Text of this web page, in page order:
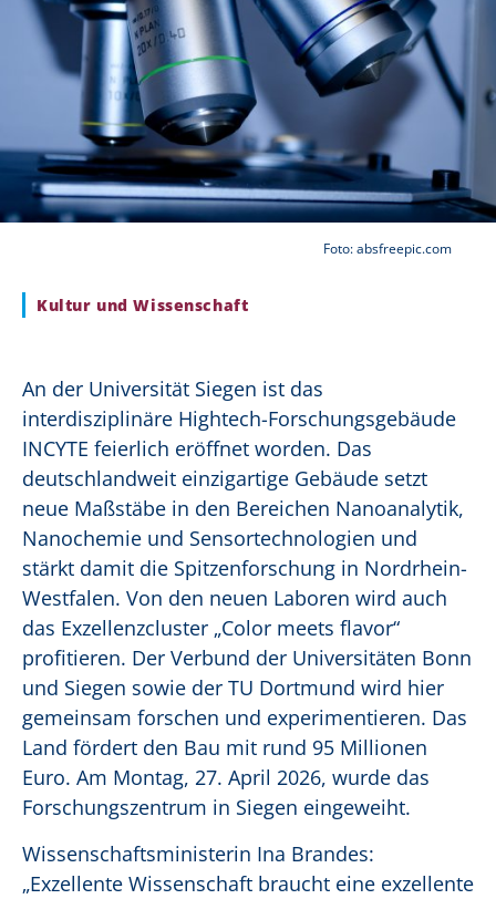
Foto: absfreepic.com
Kultur und Wissenschaft
An der Universität Siegen ist das
interdisziplinäre Hightech-Forschungsgebäude
INCYTE feierlich eröffnet worden. Das
deutschlandweit einzigartige Gebäude setzt
neue Maßstäbe in den Bereichen Nanoanalytik,
Nanochemie und Sensortechnologien und
stärkt damit die Spitzenforschung in Nordrhein-
Westfalen. Von den neuen Laboren wird auch
das Exzellenzcluster „Color meets flavor“
profitieren. Der Verbund der Universitäten Bonn
und Siegen sowie der TU Dortmund wird hier
gemeinsam forschen und experimentieren. Das
Land fördert den Bau mit rund 95 Millionen
Euro. Am Montag, 27. April 2026, wurde das
Forschungszentrum in Siegen eingeweiht.
Wissenschaftsministerin Ina Brandes:
„Exzellente Wissenschaft braucht eine exzellente